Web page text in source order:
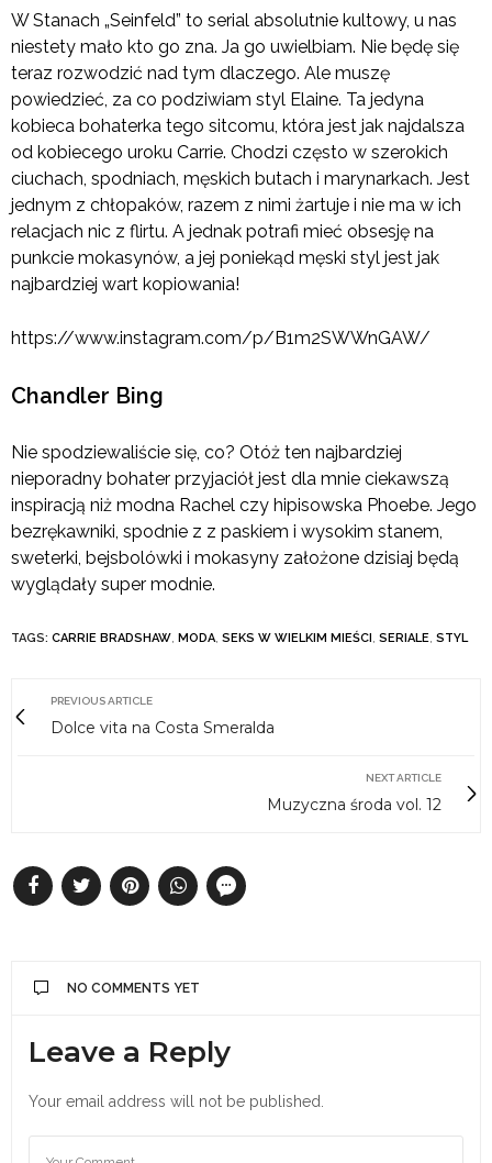
W Stanach „Seinfeld” to serial absolutnie kultowy, u nas
niestety mało kto go zna. Ja go uwielbiam. Nie będę się
teraz rozwodzić nad tym dlaczego. Ale muszę
powiedzieć, za co podziwiam styl Elaine. Ta jedyna
kobieca bohaterka tego sitcomu, która jest jak najdalsza
od kobiecego uroku Carrie. Chodzi często w szerokich
ciuchach, spodniach, męskich butach i marynarkach. Jest
jednym z chłopaków, razem z nimi żartuje i nie ma w ich
relacjach nic z flirtu. A jednak potrafi mieć obsesję na
punkcie mokasynów, a jej poniekąd męski styl jest jak
najbardziej wart kopiowania!
https://www.instagram.com/p/B1m2SWWnGAW/
Chandler Bing
Nie spodziewaliście się, co? Otóż ten najbardziej
nieporadny bohater przyjaciół jest dla mnie ciekawszą
inspiracją niż modna Rachel czy hipisowska Phoebe. Jego
bezrękawniki, spodnie z z paskiem i wysokim stanem,
sweterki, bejsbolówki i mokasyny założone dzisiaj będą
wyglądały super modnie.
TAGS: CARRIE BRADSHAW, MODA, SEKS W WIELKIM MIEŚCI, SERIALE, STYL
PREVIOUS ARTICLE
Dolce vita na Costa Smeralda
NEXT ARTICLE
Muzyczna środa vol. 12
NO COMMENTS YET
Leave a Reply
Your email address will not be published.